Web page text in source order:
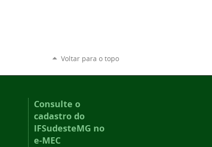
Voltar para o topo
Consulte o
cadastro do
IFSudesteMG no
e-MEC